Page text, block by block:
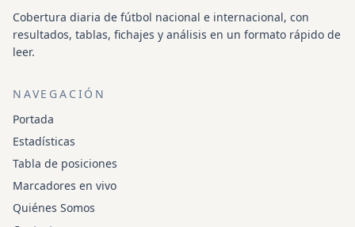
Cobertura diaria de fútbol nacional e internacional, con
resultados, tablas, fichajes y análisis en un formato rápido de
leer.
NAVEGACIÓN
Portada
Estadísticas
Tabla de posiciones
Marcadores en vivo
Quiénes Somos